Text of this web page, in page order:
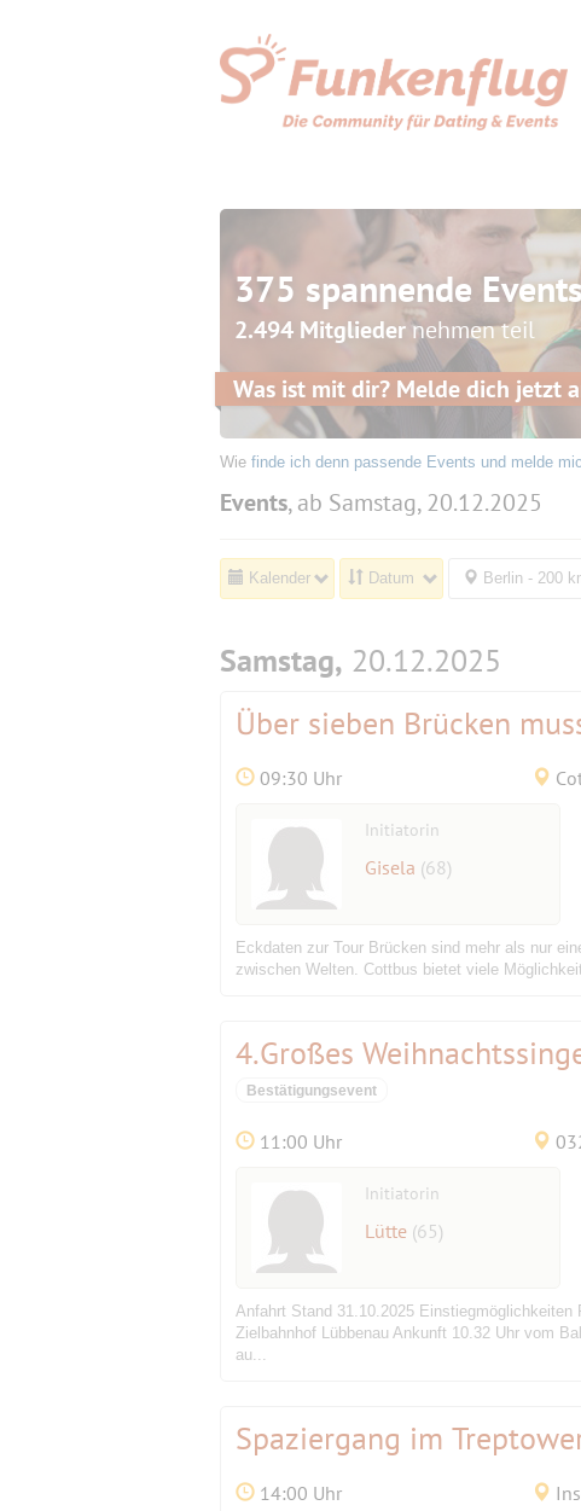
375 spannende Events
2.494 Mitgliedernehmen teil
Was ist mit dir? Melde dich jetzt
Wie finde ich denn passende Events und melde
Events, ab Samstag, 20.12.2025
Kalender Datum Berlin - 200
Samstag, 20.12.2025
Über sieben Brücken
09:30 Uhr
Initiatorin
Gisela (68)
Eckdaten zur Tour Brücken sind mehr als nur
zwischen Welten. Cottbus bietet viele
4.Großes
Bestätigungsevent
11:00 Uhr
Initiatorin
Lütte (65)
Anfahrt Stand 31.10.2025
Zielbahnhof Lübbenau Ankunft 10.32 Uhr vom
au...
Spaziergang im
14:00 Uhr